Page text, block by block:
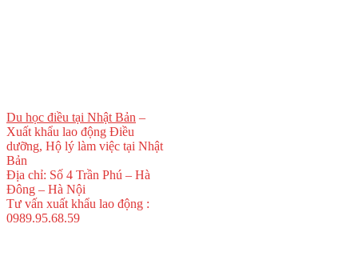
Du học điều tại Nhật Bản –
Xuất khẩu lao động Điều
dưỡng, Hộ lý làm việc tại Nhật
Bản
Địa chỉ: Số 4 Trần Phú – Hà
Đông – Hà Nội
Tư vấn xuất khẩu lao động :
0989.95.68.59